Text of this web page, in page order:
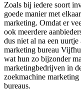
Zoals bij iedere soort
goede manier met
marketing. Omdat er
ook meerdere
dus niet al na een
marketing bureau
wat hun zo bijzonder
marketingbedrijven in
zoekmachine
bureaus.